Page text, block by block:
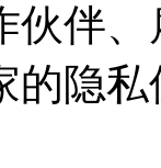
作伙
家的